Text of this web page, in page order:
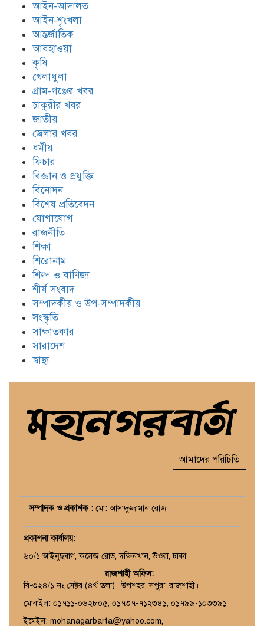
আইন-আদালত
আইন-শৃংখলা
আন্তর্জাতিক
আবহাওয়া
কৃষি
খেলাধুলা
গ্রাম-গঞ্জের খবর
চাকুরীর খবর
জাতীয়
জেলার খবর
ধর্মীয়
ফিচার
বিজ্ঞান ও প্রযুক্তি
বিনোদন
বিশেষ প্রতিবেদন
যোগাযোগ
রাজনীতি
শিক্ষা
শিরোনাম
শিল্প ও বাণিজ্য
শীর্ষ সংবাদ
সম্পাদকীয় ও উপ-সম্পাদকীয়
সংস্কৃতি
সাক্ষাতকার
সারাদেশ
স্বাস্থ্য
আমাদের পরিচিতি
সম্পাদক ও প্রকাশক : মো: আসাদুজ্জামান রোজ
প্রকাশনা কার্যালয়:
৬০/১ আইনুছবাগ, কলেজ রোড, দক্ষিনখান, উওরা, ঢাকা।
রাজশাহী অফিস:
বি-৩২৪/১ নং সেক্টর (৪র্থ তলা) , উপশহর, সপুরা, রাজশাহী।
মোবাইল: ০১৭১১-০৬২৮০৫, ০১৭৩৭-৭১২৩৪১, ০১৭৯৯-১০৩৩৯১
ইমেইল: mohanagarbarta@yahoo.com,